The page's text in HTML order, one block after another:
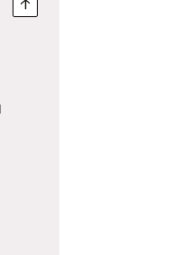
Nach oben springen